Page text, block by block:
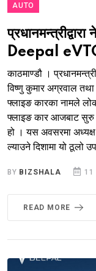
AUTO
Deepal
काठमाण्डौ ।
विष्णु कुमार अग्रवाल
फ्लाइङ कारका नामले
फ्लाइङ कार आजबाट सुरु
हो । यस अवसरमा अध्यक्ष
ल्याउने दिशामा यो ठूलो
BY BIZSHALA 11
READ MORE